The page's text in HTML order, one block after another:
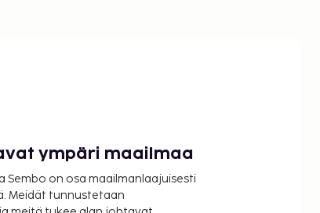
ympäri maailmaa
Sembo on osa maailmanlaajuisesti
Meidät tunnustetaan